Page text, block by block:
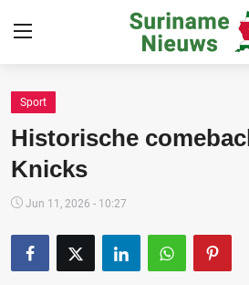
Home
Buitenland
Sport
Cultuur & Media
Sport
Historische
Knicks
Jun 11, 2026 - 10:27